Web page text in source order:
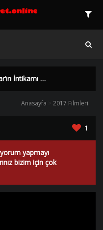
Film izle | HD |
Anasayfa 2017 Filmleri
1
yapmayı
bizim için çok